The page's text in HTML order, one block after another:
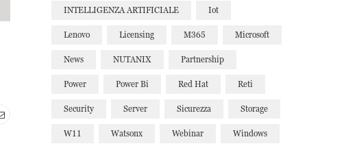
INTELLIGENZA ARTIFICIALE Iot
Lenovo Licensing M365 Microsoft
News NUTANIX Partnership
Power Power Bi Red Hat Reti
Security Server Sicurezza Storage
W11 Watsonx Webinar Windows